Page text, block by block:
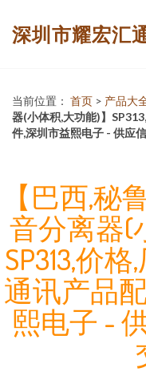
深圳市耀宏汇
当前位置： 首页 > 产品大
器(小体积,大功能)】
件,深圳市益熙电子 - 供应
【巴西,秘
音分离器(
SP313,价
通讯产品
熙电子 -